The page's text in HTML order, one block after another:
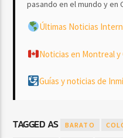
pasando en el mundo y en
Últimas Noticias
Noticias en Montreal y
Guías y noticias de
TAGGED AS BARATO